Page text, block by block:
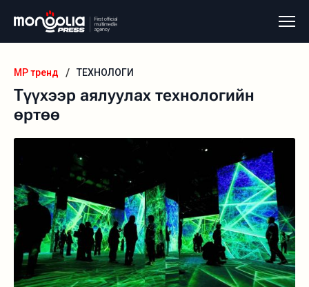
MP тренд / ТЕХНОЛОГИ
Түүхээр аялуулах технологийн
өртөө